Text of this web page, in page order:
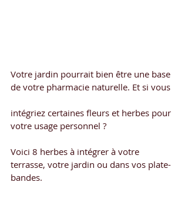
Votre jardin pourrait bien être une base
de votre pharmacie naturelle. Et si vous
intégriez certaines fleurs et herbes pour
votre usage personnel ?
Voici 8 herbes à intégrer à votre
terrasse, votre jardin ou dans vos plate-
bandes.